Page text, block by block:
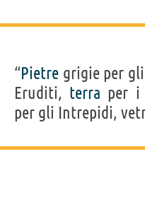
“Pietre grigie per
Eruditi, terra per i
per gli Intrepidi,